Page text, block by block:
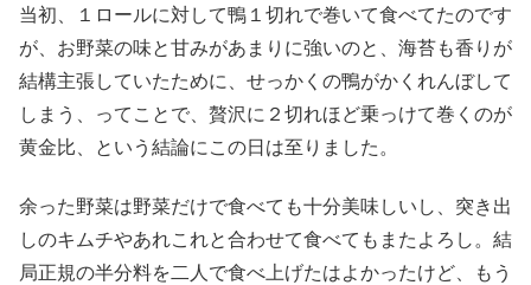
当初、１ロールに対して鴨１切れで巻いて食べてたのです
が、お野菜の味と甘みがあまりに強いのと、海苔も香りが
結構主張していたために、せっかくの鴨がかくれんぼして
しまう、ってことで、贅沢に２切れほど乗っけて巻くのが
黄金比、という結論にこの日は至りました。
余った野菜は野菜だけで食べても十分美味しいし、突き出
しのキムチやあれこれと合わせて食べてもまたよろし。結
局正規の半分料を二人で食べ上げたはよかったけど、もう